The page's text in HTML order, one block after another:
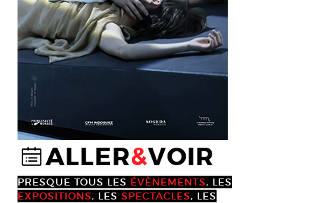
@ALLER&VOIR
PRESQUE TOUS LES ÉVÈNEMENTS, LES
EXPOSITIONS, LES SPECTACLES, LES